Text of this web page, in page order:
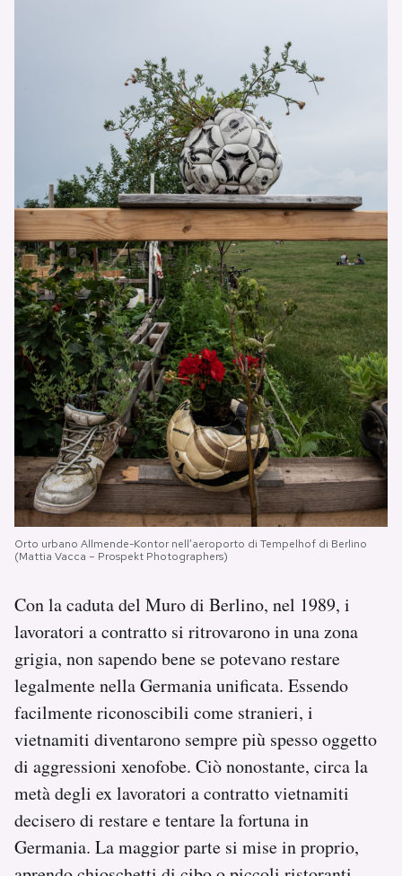
Orto urbano Allmende-Kontor nell’aeroporto di Tempelhof di Berlino
(Mattia Vacca – Prospekt Photographers)
Con la caduta del Muro di Berlino, nel 1989, i
lavoratori a contratto si ritrovarono in una zona
grigia, non sapendo bene se potevano restare
legalmente nella Germania unificata. Essendo
facilmente riconoscibili come stranieri, i
vietnamiti diventarono sempre più spesso oggetto
di aggressioni xenofobe. Ciò nonostante, circa la
metà degli ex lavoratori a contratto vietnamiti
decisero di restare e tentare la fortuna in
Germania. La maggior parte si mise in proprio,